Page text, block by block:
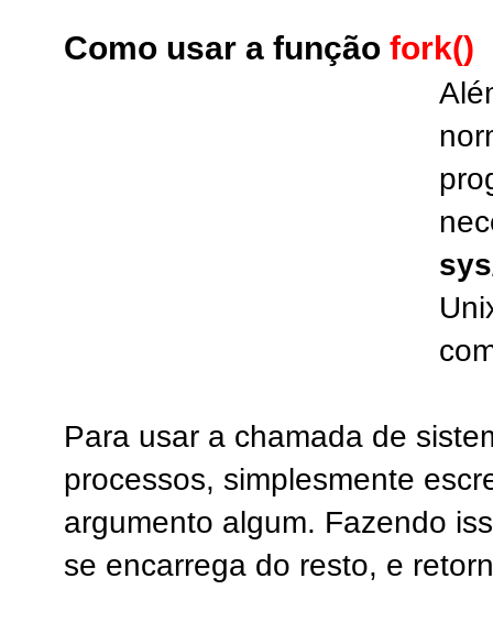
Como usar a função fork()
Para usar a chamada de
processos, simplesmente
argumento algum. Fazendo
se encarrega do resto, e